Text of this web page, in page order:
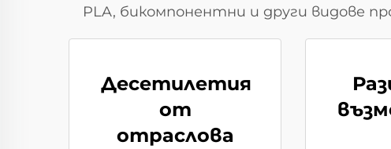
PLA, бикомпонентни и други видове
Десетилетия
от
отраслова